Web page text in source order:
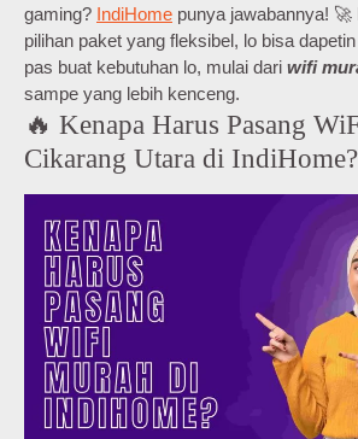
gaming? IndiHome punya jawabannya!
pilihan paket yang fleksibel, lo bisa dapetin
pas buat kebutuhan lo, mulai dari wifi
sampe yang lebih kenceng.
🔥 Kenapa Harus Pasang
Cikarang Utara di IndiHome?